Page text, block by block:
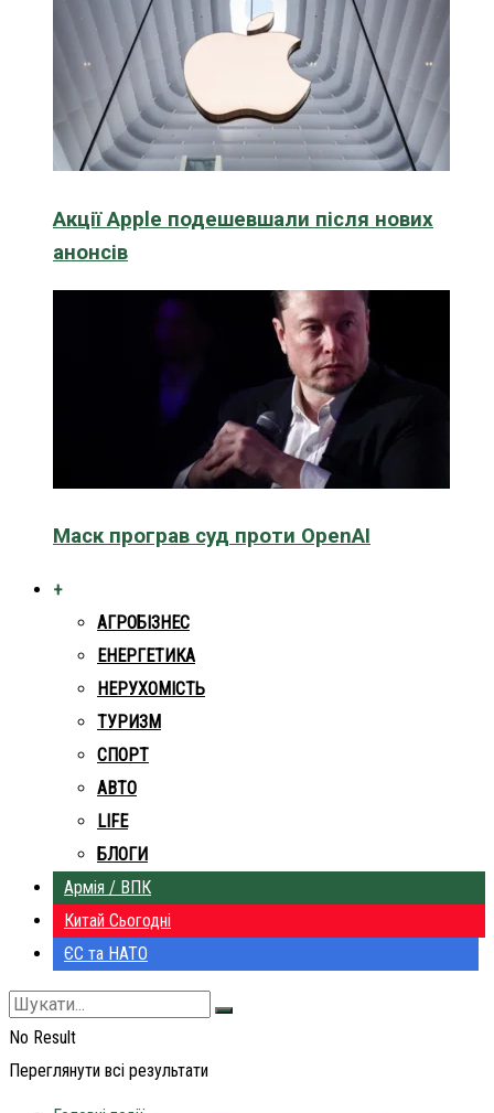
Акції Apple подешевшали після нових
анонсів
Маск програв суд проти OpenAI
+
АГРОБІЗНЕС
ЕНЕРГЕТИКА
НЕРУХОМІСТЬ
ТУРИЗМ
СПОРТ
АВТО
LIFE
БЛОГИ
Армія / ВПК
Китай Сьогодні
ЄС та НАТО
No Result
Переглянути всі результати